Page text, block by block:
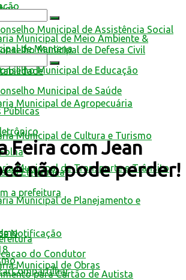
Municipal de Assistência Social
Municipal de Defesa Civil
Municipal de Educação
Municipal de Saúde
Públicas
Eletrônica
a prefeitura
Notificação
do Condutor
para Cartão de Autista
Municipal de Meio Ambiente &
Municipal de Agropecuária
Municipal de Cultura e Turismo
Municipal de Transporte e Trânsito
Municipal de Planejamento e
Municipal de Obras
Feira com Jean
não pode perder!
Compartilhar